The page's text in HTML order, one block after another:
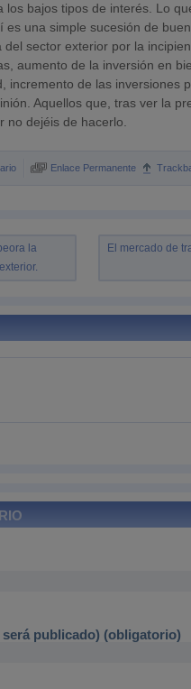
los bajos tipos de interés. Lo
es una simple sucesión de
sector exterior por la
aumento de la inversión en
incremento de las
Aquellos que, tras ver la
no dejéis de hacerlo.
Enlace Permanente
la
El mercado de
publicado) (obligatorio)